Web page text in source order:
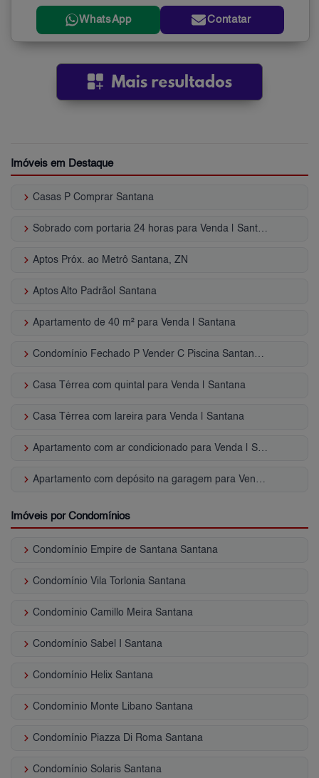
WhatsApp Contatar
Imóveis em Destaque
keyboard_arrow_right Casas P Comprar Santana
keyboard_arrow_right
keyboard_arrow_right Aptos Próx. ao Metrô Santana, ZN
keyboard_arrow_right Aptos Alto Padrão| Santana
keyboard_arrow_right Apartamento de 40 m² para Venda | Santana
keyboard_arrow_right
keyboard_arrow_right Casa Térrea com quintal para Venda | Santana
keyboard_arrow_right Casa Térrea com lareira para Venda | Santana
keyboard_arrow_right
keyboard_arrow_right
Imóveis por Condomínios
keyboard_arrow_right Condomínio Empire de Santana Santana
keyboard_arrow_right Condomínio Vila Torlonia Santana
keyboard_arrow_right Condomínio Camillo Meira Santana
keyboard_arrow_right Condomínio Sabel I Santana
keyboard_arrow_right Condomínio Helix Santana
keyboard_arrow_right Condomínio Monte Libano Santana
keyboard_arrow_right Condomínio Piazza Di Roma Santana
keyboard_arrow_right Condomínio Solaris Santana